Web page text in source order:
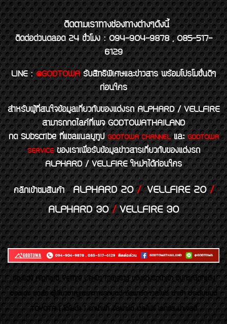
ติดตามเราทางช่องทางต่างๆดังนี้
ติดต่อด่วนตลอด 24 ชั่วโมง : 094-904-9878 , 085-517-
6129
LINE : @GODTOWA รับสิทธิพิเศษและข่าวสาร พร้อมโปรโมชั่นดีๆ
ก่อนใคร
สำหรับผู้ที่สนใจข้อมูลเกี่ยวกับของแต่งรถ ALPHARD / VELLFIRE
สามารถกดไลค์ที่เพจ GODTOWATHAILAND
กด Subscribe ที่แชลแนลยูทูปGODTOWA CHANNELและGODTOWA
SERVICEของเราเพื่อรับข้อมูลข่าวสารเกี่ยวกับของแต่งรถ
ALPHARD / VELLFIRE ใหม่ๆได้ก่อนใคร
คลิกเข้าชมสินค้า ALPHARD 20/VELLFIRE 20/
ALPHARD 30/VELLFIRE 30
ของเเต่ง Alphard Vellfire Lexus Majesty ของเเต่งรถนำเข้า อุปกรณ์ตกแต่ง
ของแต่ง ชุดล้อ ผู้เชี่ยวชาญเฉพาะทางรถยนต์ อัลพาร์ด เวลไฟร์ นำเข้า ประดับยนต์
TOYOTA ( โตโยต้า ) รถนำเข้า อัลพาร์ด เวลไฟร์ เลกซัส มาเจสตี้